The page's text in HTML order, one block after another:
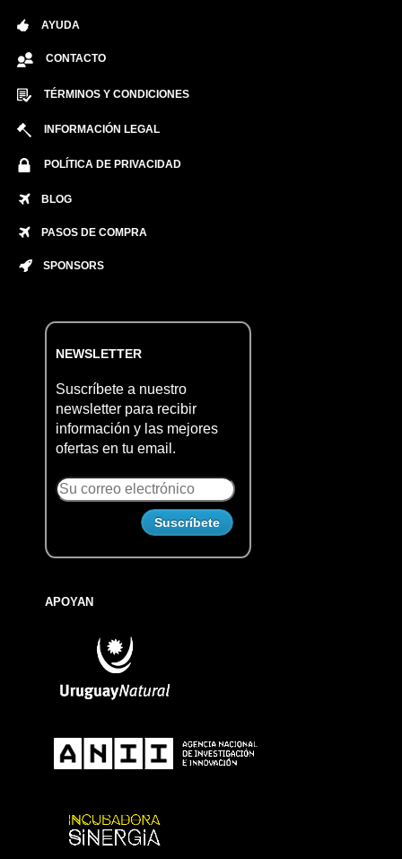
AYUDA
CONTACTO
TÉRMINOS Y CONDICIONES
INFORMACIÓN LEGAL
POLÍTICA DE PRIVACIDAD
BLOG
PASOS DE COMPRA
SPONSORS
NEWSLETTER
Suscríbete a nuestro
newsletter para recibir
información y las mejores
ofertas en tu email.
APOYAN